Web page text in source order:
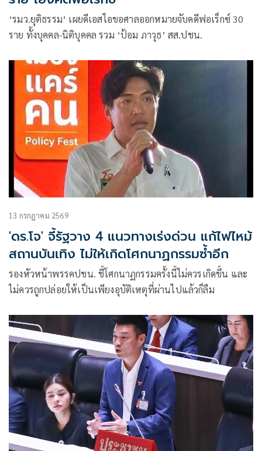
‘รมว.ยุติธรรม’ เผยดีเอสไอขอศาลออกหมายจับคดีฟอเร็กซ์ 30
ราย ทั้งบุคคล-นิติบุคคล รวม ‘ป้อม ภาวุธ’ สส.ปชน.
13 กรกฎาคม 2569
'ดร.โจ' จี้รัฐวาง 4 แนวทางเร่งด่วน แก้ไฟไหม้
สถานบันเทิง ไม่ให้เกิดโศกนาฏกรรมซ้ำอีก
รองหัวหน้าพรรคปชน. ชี้โศกนาฏกรรมครั้งนี้ไม่ควรเกิดขึ้น และ
ไม่ควรถูกปล่อยให้เป็นเพียงอุบัติเหตุที่ผ่านไปแล้วก็ลืม